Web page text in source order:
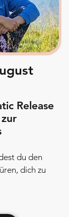
Release
du den
dich zu